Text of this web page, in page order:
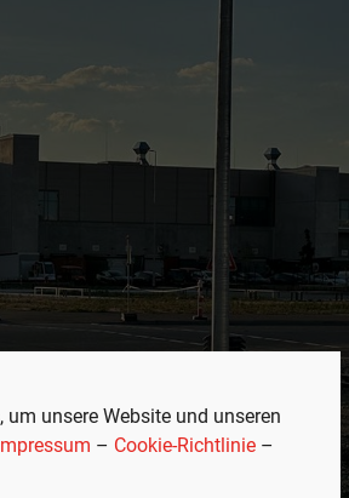
um unsere Website und unseren
– Cookie-Richtlinie –